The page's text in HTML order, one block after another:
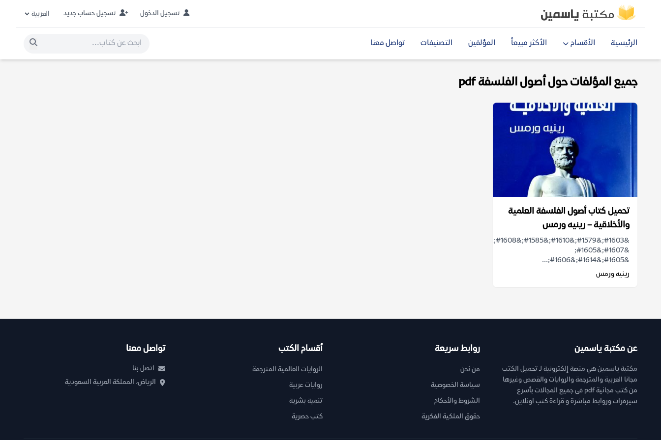
تسجيل الدخول تسجيل حساب جديد
الرئيسية الأقسام الأكثر مبيعاً المؤلفين التصنيفات تواصل معنا
جميع المؤلفات حول أصول الفلسفة pdf
تحميل كتاب أصول الفلسفة العلمية
والأخلاقية – رينيه ورمس
&#1607;&#1605;
&#1605;&#1614;&#1606;...
رينيه ورمس
عن مكتبة ياسمين
مكتبة ياسمين هي منصة إلكترونية لـ تحميل الكتب
مجانا العربية والمترجمة والروايات والقصص وغيرها
من كتب مجانية pdf فى جميع المجالات بأسرع
سيرفرات وروابط مباشرة و قراءة كتب اونلاين.
روابط سريعة
من نحن
سياسة الخصوصية
الشروط والأحكام
حقوق الملكية الفكرية
أقسام الكتب
الروايات العالمية المترجمة
روايات عربية
تنمية بشرية
كتب حصرية
تواصل معنا
اتصل بنا
الرياض، المملكة العربية السعودية